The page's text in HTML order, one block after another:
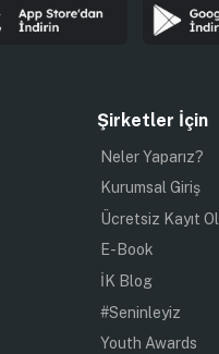
Şirketler İçin
Neler Yaparız?
Kurumsal Giriş
Ücretsiz Kayıt Ol
E-Book
İK Blog
#Seninleyiz
Youth Awards